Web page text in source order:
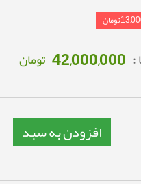
تومان
:
42,000,000 تومان
افزودن به سبد